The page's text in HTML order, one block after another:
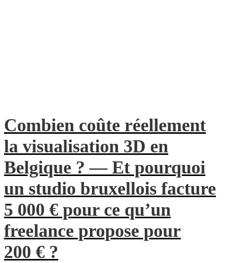
Combien coûte réellement
la visualisation 3D en
Belgique ? — Et pourquoi
un studio bruxellois facture
5 000 € pour ce qu’un
freelance propose pour
200 € ?